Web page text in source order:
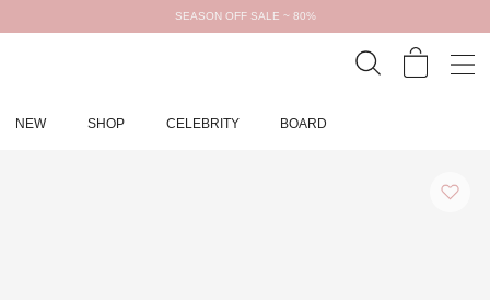
SEASON OFF SALE ~ 80%
NEW SHOP CELEBRITY BOARD